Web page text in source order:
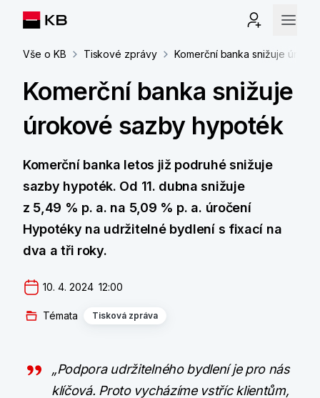
Vše o KB Tiskové zprávy Komerční banka snižuje
Komerční banka snižuje
úrokové sazby hypoték
Komerční banka letos již podruhé snižuje
sazby hypoték. Od 11. dubna snižuje
z 5,49 % p. a. na 5,09 % p. a. úročení
Hypotéky na udržitelné bydlení s fixací na
dva a tři roky.
10. 4. 2024  12:00
Témata Tisková zpráva
„Podpora udržitelného bydlení je pro nás
klíčová. Proto vycházíme vstříc klientům,